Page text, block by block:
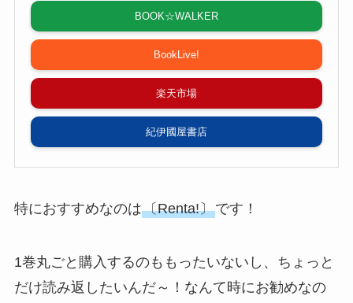
BOOK☆WALKER
BookLive!
楽天市場
紀伊國屋書店
特におすすめなのは〔Renta!〕です！
1巻丸ごと購入するのももったいないし、ちょっと
だけ読み返したいんだ～！なんて時にお勧めなの